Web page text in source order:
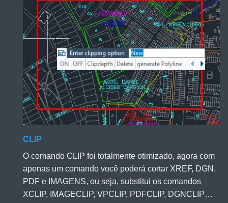
CLIP
O comando CLIP foi totalmente otimizado, agora com
apenas um comando você poderá cortar XREF, DGN,
PDF e IMAGENS, ou seja, substitui os comandos
XCLIP, IMAGECLIP, VPCLIP, PDFCLIP, DGNCLIP…